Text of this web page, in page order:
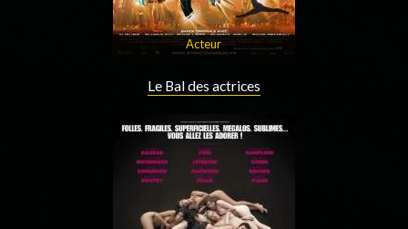
Acteur
Le Bal des actrices